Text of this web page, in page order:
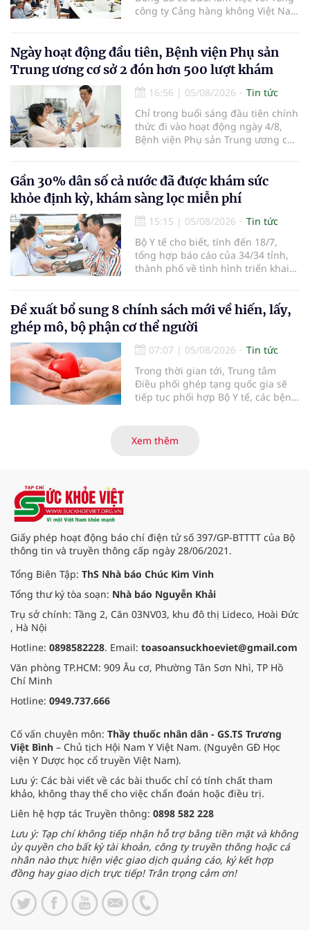
công ty Cảng hàng không Việt Nam
tác giữa tỉnh Lâm Đồng và ACV
trong việc phục hồi hoạt động
hàng không, thúc đẩy mở mới các
đường bay nội địa và quốc tế.
Ngày hoạt động đầu tiên, Bệnh viện Phụ sản
Trung ương cơ sở 2 đón hơn 500 lượt khám
16:56 | 05/08/2026
Tin tức
Chỉ trong buổi sáng đầu tiên chính
thức đi vào hoạt động ngày 4/8,
Bệnh viện Phụ sản Trung ương cơ
em bé đầu tiên chào đời.
Gần 30% dân số cả nước đã được khám sức
khỏe định kỳ, khám sàng lọc miễn phí
15:15 | 05/08/2026
Tin tức
Bộ Y tế cho biết, tính đến 18/7,
tổng hợp báo cáo của 34/34 tỉnh,
thành phố về tình hình triển khai
nhận 32.286.360 người, chiếm gần
30% dân số cả nước đã được khám
sức khỏe định kỳ năm nay.
Đề xuất bổ sung 8 chính sách mới về hiến, lấy,
ghép mô, bộ phận cơ thể người
07:07 | 05/08/2026
Tin tức
Trong thời gian tới, Trung tâm
Điều phối ghép tạng quốc gia sẽ
tiếp tục phối hợp Bộ Y tế, các bệnh
cường truyền thông, hoàn thiện
quy trình chuyên môn và hệ thống
Xem thêm
Giấy phép hoạt động báo chí điện tử số 397/GP-BTTTT của Bộ
thông tin và truyền thông cấp ngày 28/06/2021.
Tổng Biên Tập: ThS Nhà báo Chúc Kim Vinh
Tổng thư ký tòa soạn: Nhà báo Nguyễn Khải
Trụ sở chính: Tầng 2, Căn 03NV03, khu đô thị Lideco, Hoài Đức
, Hà Nội
Hotline: 0898582228. Email: toasoansuckhoeviet@gmail.com
Văn phòng TP.HCM: 909 Âu cơ, Phường Tân Sơn Nhì, TP Hồ
Chí Minh
Hotline: 0949.737.666
Cố vấn chuyên môn: Thầy thuốc nhân dân - GS.TS Trương
Việt Bình – Chủ tịch Hội Nam Y Việt Nam. (Nguyên GĐ Học
viện Y Dược học cổ truyền Việt Nam).
Lưu ý: Các bài viết về các bài thuốc chỉ có tính chất tham
khảo, không thay thế cho việc chẩn đoán hoặc điều trị.
Liên hệ hợp tác Truyền thông: 0898 582 228
Lưu ý: Tạp chí không tiếp nhận hỗ trợ bằng tiền mặt và không
ủy quyền cho bất kỳ tài khoản, công ty truyền thông hoặc cá
nhân nào thực hiện việc giao dịch quảng cáo, ký kết hợp
đồng hay giao dịch trực tiếp! Trân trọng cảm ơn!